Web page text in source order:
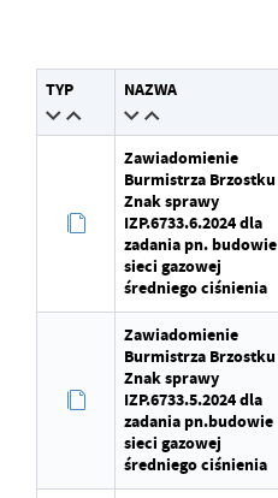
Wytworzył
Data opublikowania
Opublikował
Data ostatniej aktualizacji
Ostatnio zaktualizował
TYP NAZWA
Zawiadomienie
Burmistrza Brzostku
Znak sprawy
IZP.6733.6.2024 dla
zadania pn. budowie
sieci gazowej
średniego ciśnienia
Zawiadomienie
Burmistrza Brzostku
Znak sprawy
IZP.6733.5.2024 dla
zadania pn.budowie
sieci gazowej
średniego ciśnienia